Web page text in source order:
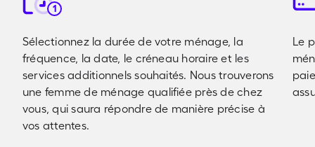
1
Sélectionnez la durée de votre ménage, la
fréquence, la date, le créneau horaire et les
services additionnels souhaités. Nous trouverons
une femme de ménage qualifiée près de chez
vous, qui saura répondre de manière précise à
vos attentes.
Le